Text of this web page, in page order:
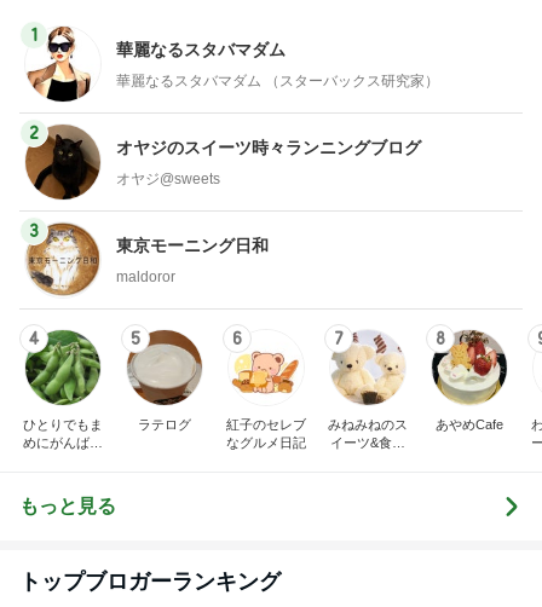
1
華麗なるスタバマダム
華麗なるスタバマダム （スターバックス研究家）
2
オヤジのスイーツ時々ランニングブログ
オヤジ@sweets
3
東京モーニング日和
maldoror
4
ひとりでもま
めにがんばる
5
ラテログ
6
紅子のセレブ
なグルメ日記
7
みねみねのス
イーツ&食パ
8
あやめCafe
もっと見る
トップブロガーランキング